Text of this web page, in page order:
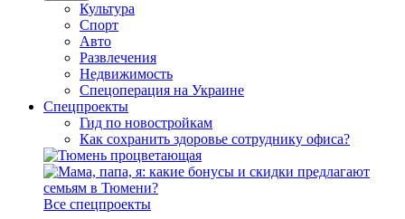
Культура
Спорт
Авто
Развлечения
Недвижимость
Спецоперация на Украине
Спецпроекты
Гид по новостройкам
Как сохранить здоровье сотруднику офиса?
Все спецпроекты